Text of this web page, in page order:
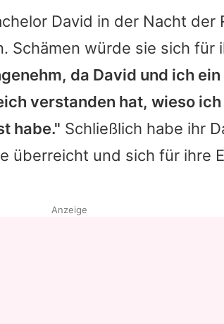
David in der Nacht der
Schämen würde sie sich für
da David und ich
verstanden hat, wieso
habe." Schließlich habe ihr
überreicht und sich für ihre
Anzeige